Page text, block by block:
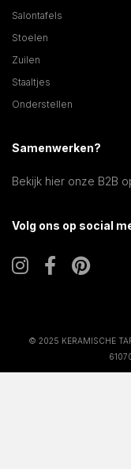
Salontafels
Stoelen
Zuilen
Staaltjes
Onderstellen
Samenwerken?
Bekijk hier onze B2B
Volg ons op social
© 2025 KERAMISCHE